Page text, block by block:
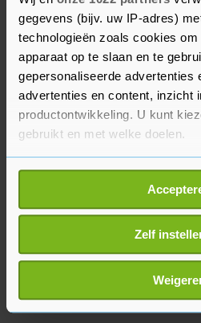
gegevens (bijv. uw IP-adres)
technologieën zoals cookies
apparaat op te slaan en te
gepersonaliseerde advertenties
advertenties en content, inzicht
productontwikkeling. U kunt
gebruikt en met welke doelen.
Als u het toestaat, willen we ook
Informatie verzamelen
locatie, die tot een paar
Uw apparaat
scannen op specifieke
Lees meer over hoe uw
verwerkt en stel uw voorkeuren
U kunt uw toestemming op elk
Zelf
naar buiten heeft gebracht,
Slachtofferhulp Nederland.
slachtoffers bij die door een
persoonlijke calamiteit
van het nieuws.